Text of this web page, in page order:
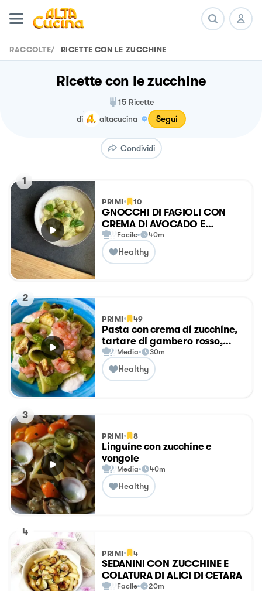
RACCOLTE/ RICETTE CON LE ZUCCHINE
Ricette con le zucchine
15 Ricette
di
altacucina Segui
Condividi
1
PRIMI 10
GNOCCHI DI FAGIOLI CON
CREMA DI AVOCADO E
ZUCCHINE
Facile 40m
Healthy
2
PRIMI 49
Pasta con crema di zucchine,
tartare di gambero rosso,
chips di zucchine e
stracciatella
Media 30m
Healthy
3
PRIMI 8
Linguine con zucchine e
vongole
Media 40m
Healthy
4
PRIMI 4
SEDANINI CON ZUCCHINE E
COLATURA DI ALICI DI CETARA
Facile 20m